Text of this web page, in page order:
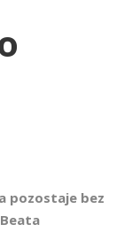
pozostaje bez